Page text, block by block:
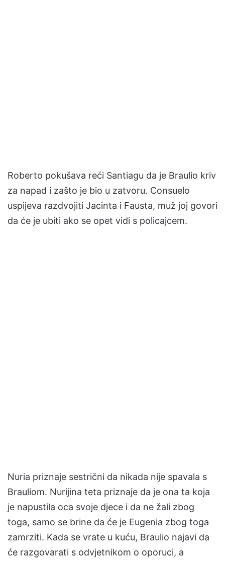
Roberto pokušava reći Santiagu da je Braulio kriv
za napad i zašto je bio u zatvoru. Consuelo
uspijeva razdvojiti Jacinta i Fausta, muž joj govori
da će je ubiti ako se opet vidi s policajcem.
Nuria priznaje sestrični da nikada nije spavala s
Brauliom. Nurijina teta priznaje da je ona ta koja
je napustila oca svoje djece i da ne žali zbog
toga, samo se brine da će je Eugenia zbog toga
zamrziti. Kada se vrate u kuću, Braulio najavi da
će razgovarati s odvjetnikom o oporuci, a